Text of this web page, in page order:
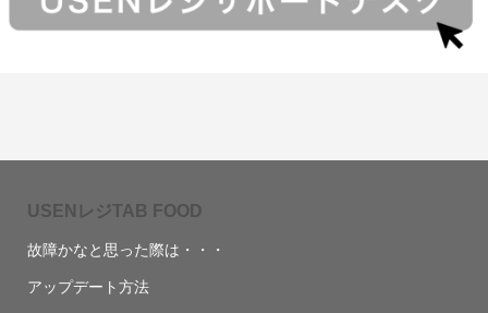
USENレジTAB FOOD
故障かなと思った際は・・・
アップデート方法